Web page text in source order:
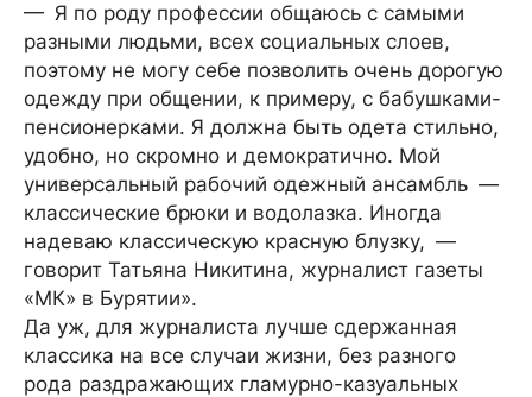
— Я по роду профессии общаюсь с самыми
разными людьми, всех социальных слоев,
поэтому не могу себе позволить очень дорогую
одежду при общении, к примеру, с бабушками-
пенсионерками. Я должна быть одета стильно,
удобно, но скромно и демократично. Мой
универсальный рабочий одежный ансамбль —
классические брюки и водолазка. Иногда
надеваю классическую красную блузку, —
говорит Татьяна Никитина, журналист газеты
«МК» в Бурятии».
Да уж, для журналиста лучше сдержанная
классика на все случаи жизни, без разного
рода раздражающих гламурно-казуальных